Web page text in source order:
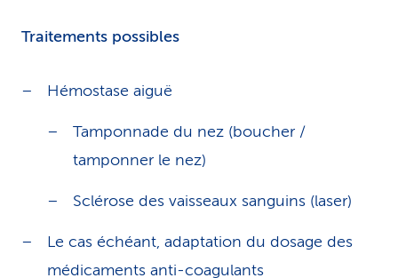
Traitements possibles
Hémostase aiguë
Tamponnade du nez (boucher /
tamponner le nez)
Sclérose des vaisseaux sanguins (laser)
Le cas échéant, adaptation du dosage des
médicaments anti-coagulants